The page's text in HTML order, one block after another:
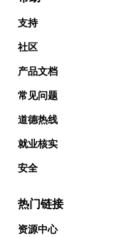
支持
社区
产品文档
常见问题
道德热线
就业核实
安全
热门链接
资源中心